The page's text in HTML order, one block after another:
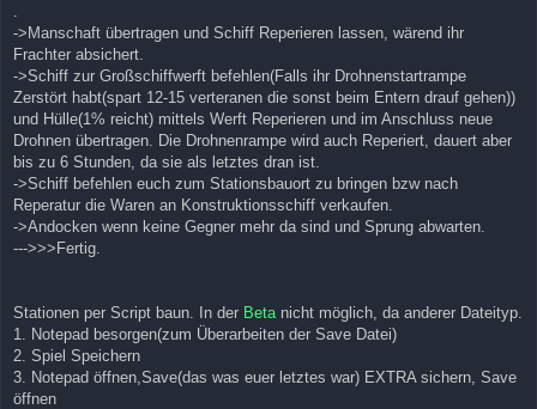
->Manschaft übertragen und Schiff Reperieren lassen, wärend ihr
Frachter absichert.
->Schiff zur Großschiffwerft befehlen(Falls ihr Drohnenstartrampe
Zerstört habt(spart 12-15 verteranen die sonst beim Entern drauf gehen))
und Hülle(1% reicht) mittels Werft Reperieren und im Anschluss neue
Drohnen übertragen. Die Drohnenrampe wird auch Reperiert, dauert aber
bis zu 6 Stunden, da sie als letztes dran ist.
->Schiff befehlen euch zum Stationsbauort zu bringen bzw nach
Reperatur die Waren an Konstruktionsschiff verkaufen.
->Andocken wenn keine Gegner mehr da sind und Sprung abwarten.
--->>>Fertig.
Stationen per Script baun. In der Beta nicht möglich, da anderer Dateityp.
1. Notepad besorgen(zum Überarbeiten der Save Datei)
2. Spiel Speichern
3. Notepad öffnen,Save(das was euer letztes war) EXTRA sichern, Save
öffnen